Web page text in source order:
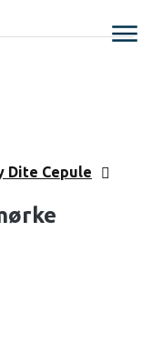
Dite Cepule